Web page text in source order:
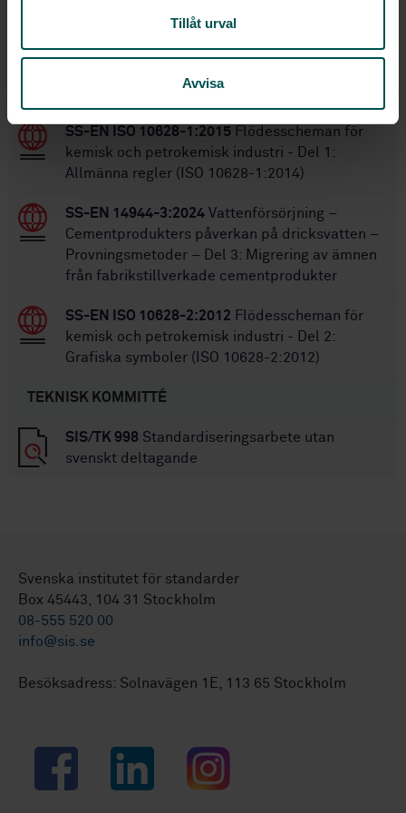
Tillåt urval
Avvisa
Inom samma område
SS-EN ISO 10628-1:2015 Flödesscheman för
kemisk och petrokemisk industri - Del 1:
Allmänna regler (ISO 10628-1:2014)
SS-EN 14944-3:2024 Vattenförsörjning –
Cementprodukters påverkan på dricksvatten –
Provningsmetoder – Del 3: Migrering av ämnen
från fabrikstillverkade cementprodukter
SS-EN ISO 10628-2:2012 Flödesscheman för
kemisk och petrokemisk industri - Del 2:
Grafiska symboler (ISO 10628-2:2012)
TEKNISK KOMMITTÉ
SIS/TK 998 Standardiseringsarbete utan
svenskt deltagande
Svenska institutet för standarder
Box 45443, 104 31 Stockholm
08-555 520 00
info@sis.se
Besöksadress: Solnavägen 1E, 113 65 Stockholm
Facebook LinkedIn Instagram